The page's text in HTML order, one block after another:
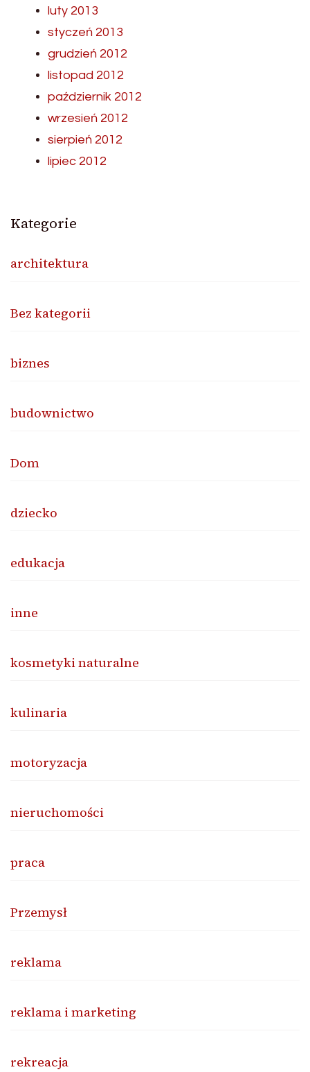
luty 2013
styczeń 2013
grudzień 2012
listopad 2012
październik 2012
wrzesień 2012
sierpień 2012
lipiec 2012
Kategorie
architektura
Bez kategorii
biznes
budownictwo
Dom
dziecko
edukacja
inne
kosmetyki naturalne
kulinaria
motoryzacja
nieruchomości
praca
Przemysł
reklama
reklama i marketing
rekreacja